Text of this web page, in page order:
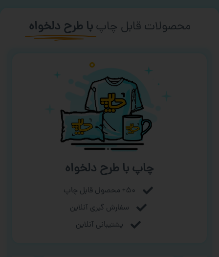
محصولات قابل چاپ با طرح دلخواه
چاپ با طرح دلخواه
۵۰+ محصول قابل چاپ
سفارش گیری آنلاین
پشتیبانی آنلاین